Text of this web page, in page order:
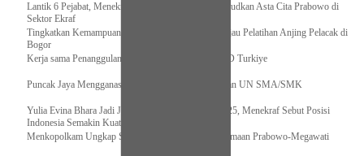
Lantik 6 Pejabat, Menekraf Tegaskan Komitmen Wujudkan Asta Cita Prabowo di
Sektor Ekraf
Tingkatkan Kemampuan K9 TNI, Panglima TNI Tinjau Pelatihan Anjing Pelacak di
Bogor
Kerja sama Penanggulangan Bencana BNPB – AFAD Turkiye
Puncak Jaya Mengganas, TNI-POLRI Solid Amankan UN SMA/SMK
Yulia Evina Bhara Jadi Juri Festival Film Cannes 2025, Menekraf Sebut Posisi
Indonesia Semakin Kuat
Menkopolkam Ungkap Spirit Persatuan dan Kebersamaan Prabowo-Megawati